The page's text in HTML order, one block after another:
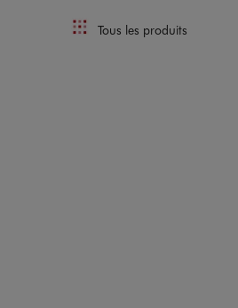
Tous les produits